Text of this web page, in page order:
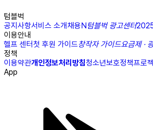
텀블벅
공지사항서비스 소개채용N텀블벅 광고센터
이용안내
헬프 센터첫 후원 가이드창작자 가이드요금제 ·
정책
이용약관개인정보처리방침청소년보호정책프로
App